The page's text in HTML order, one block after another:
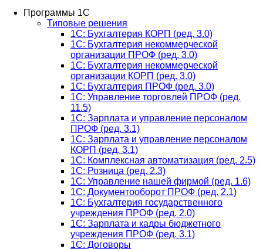
Программы 1С
Типовые решения
1C: Бухгалтерия КОРП (ред. 3.0)
1С: Бухгалтерия некоммерческой
организации ПРОФ (ред. 3.0)
1С: Бухгалтерия некоммерческой
организации КОРП (ред. 3.0)
1C: Бухгалтерия ПРОФ (ред. 3.0)
1C: Управление торговлей ПРОФ (ред.
11.5)
1C: Зарплата и управление персоналом
ПРОФ (ред. 3.1)
1C: Зарплата и управление персоналом
КОРП (ред. 3.1)
1C: Комплексная автоматизация (ред. 2.5)
1С: Розница (ред. 2.3)
1С: Управление нашей фирмой (ред. 1.6)
1С: Документооборот ПРОФ (ред. 2.1)
1C: Бухгалтерия государственного
учреждения ПРОФ (ред. 2.0)
1C: Зарплата и кадры бюджетного
учреждения ПРОФ (ред. 3.1)
1С: Договоры